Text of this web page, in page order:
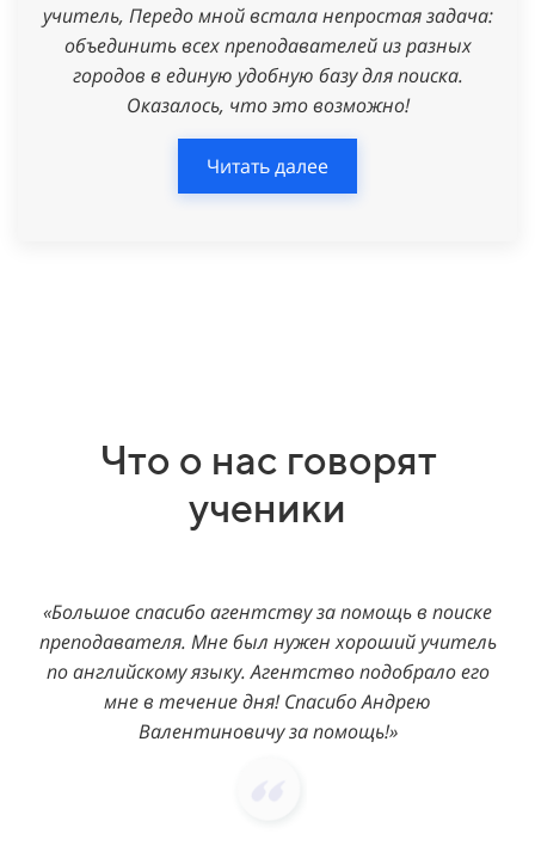
учитель, Передо мной встала непростая задача:
объединить всех преподавателей из разных
городов в единую удобную базу для поиска.
Оказалось, что это возможно!
Читать далее
Что о нас говорят
ученики
«Большое спасибо агентству за помощь в поиске
преподавателя. Мне был нужен хороший учитель
по английскому языку. Агентство подобрало его
мне в течение дня! Спасибо Андрею
Валентиновичу за помощь!»